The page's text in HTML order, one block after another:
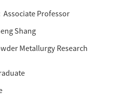
Professor
Shang
Metallurgy Research